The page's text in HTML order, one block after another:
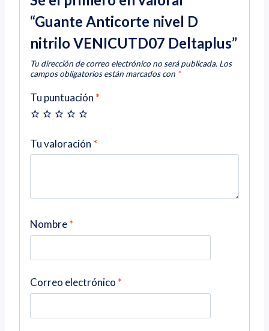
“Guante Anticorte nivel D
nitrilo VENICUTD07 Deltaplus”
Tu dirección de correo electrónico no será publicada. Los
campos obligatorios están marcados con *
Tu puntuación *
Tu valoración *
Nombre*
Correo electrónico *